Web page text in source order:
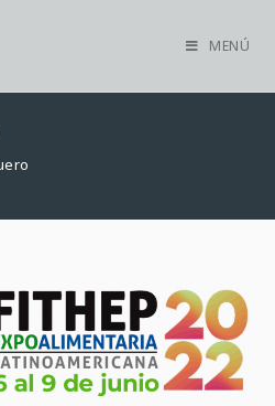
MENÚ